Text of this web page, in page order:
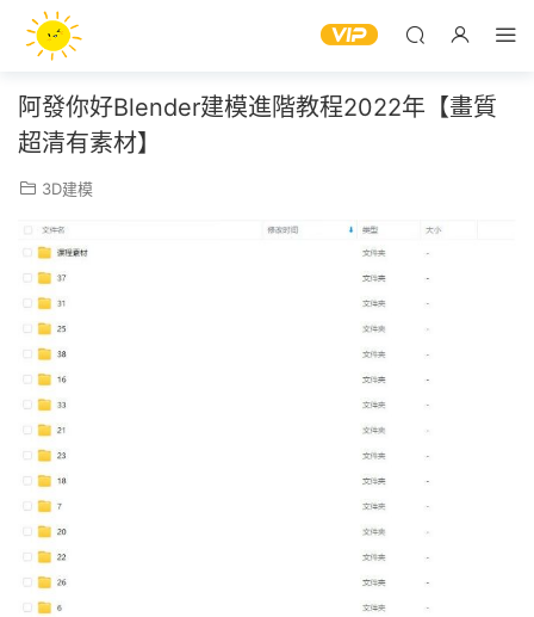
阿發你好Blender建模進階教程2022年【畫質
超清有素材】
3D建模